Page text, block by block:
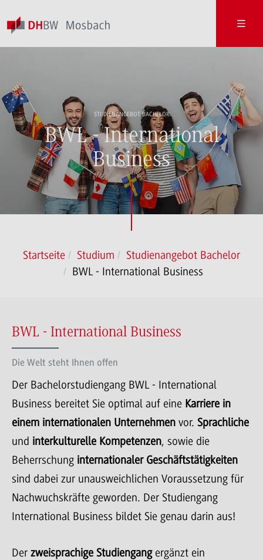
STUDIENANGEBOT BACHELOR
BWL - International
Business
Startseite Studium
Studienangebot Bachelor
BWL - International Business
BWL - International Business
Die Welt steht Ihnen offen
Der Bachelorstudiengang BWL - International
Business bereitet Sie optimal auf eine Karriere in
einem internationalen Unternehmen vor. Sprachliche
und interkulturelle Kompetenzen, sowie die
Beherrschung internationaler Geschäftstätigkeiten
sind dabei zur unausweichlichen Voraussetzung für
Nachwuchskräfte geworden. Der Studiengang
International Business bildet Sie genau darin aus!
Der zweisprachige Studiengangergänzt ein